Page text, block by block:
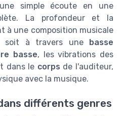
simple écoute en une
La profondeur et la
à une composition musicale
soit à travers une basse
basse, les vibrations des
dans le corps de l'auditeur,
avec la musique.
différents genres